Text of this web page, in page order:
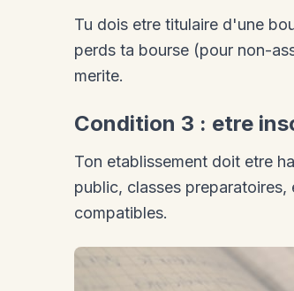
Tu dois etre titulaire d'une
perds ta bourse (pour non-
merite.
Condition 3 : etre
Ton etablissement doit etre
public, classes
compatibles.